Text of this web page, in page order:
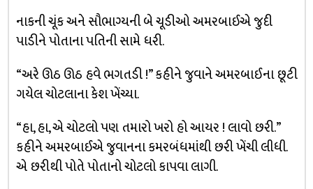
નાકની ચૂંક અને સૌભાગ્યની બે ચૂડીઓ અમરબાઈએ જુદી
પાડીને પોતાના પતિની સામે ધરી.
“અરે ઊઠ ઊઠ હવે ભગતડી !” કહીને જુવાને અમરબાઈના છૂટી
ગયેલ ચોટલાના કેશ ખેંચ્યા.
“હા, હા, એ ચોટલો પણ તમારો ખરો હો આયર ! લાવો છરી.”
કહીને અમરબાઈએ જુવાનના કમરબંધમાંથી છરી ખેંચી લીધી.
એ છરીથી પોતે પોતાનો ચોટલો કાપવા લાગી.